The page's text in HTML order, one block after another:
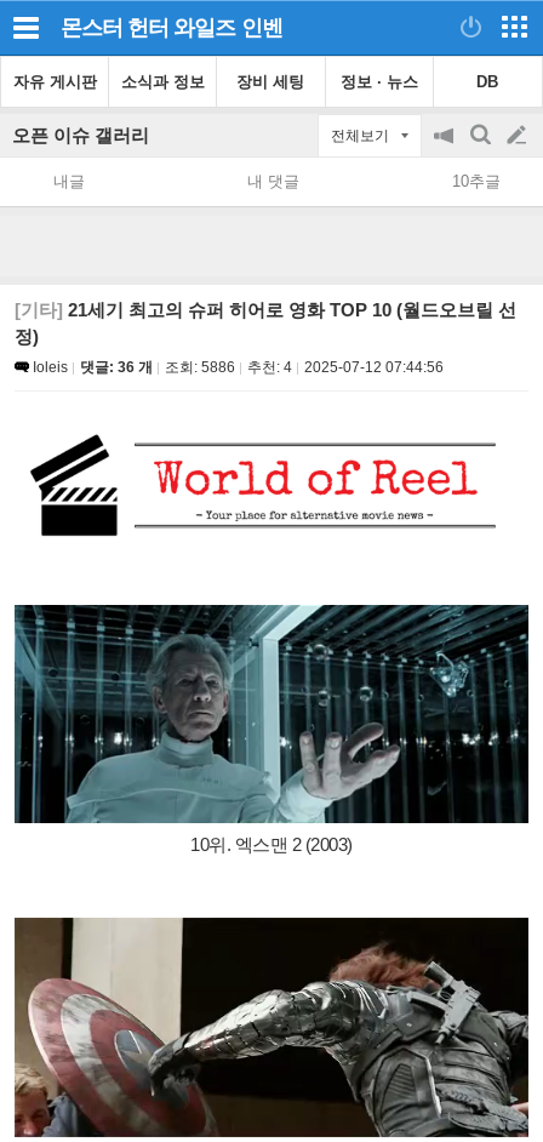
몬스터 헌터 와일즈 인벤
자유 게시판 소식과 정보 장비 세팅 정보 · 뉴스 DB
오픈 이슈 갤러리 전체보기
공
지
on/off
검
색
글
쓰
내글 내 댓글 10추글
[기타] 21세기 최고의 슈퍼 히어로 영화 TOP 10 (월드오브릴 선
정)
Ioleis 댓글: 36 개 조회: 5886 추천: 4 2025-07-12 07:44:56
10위. 엑스맨 2 (2003)